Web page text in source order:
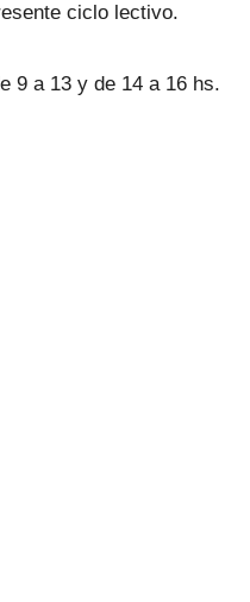
ciclo lectivo.
9 a 13 y de 14 a 16 hs.